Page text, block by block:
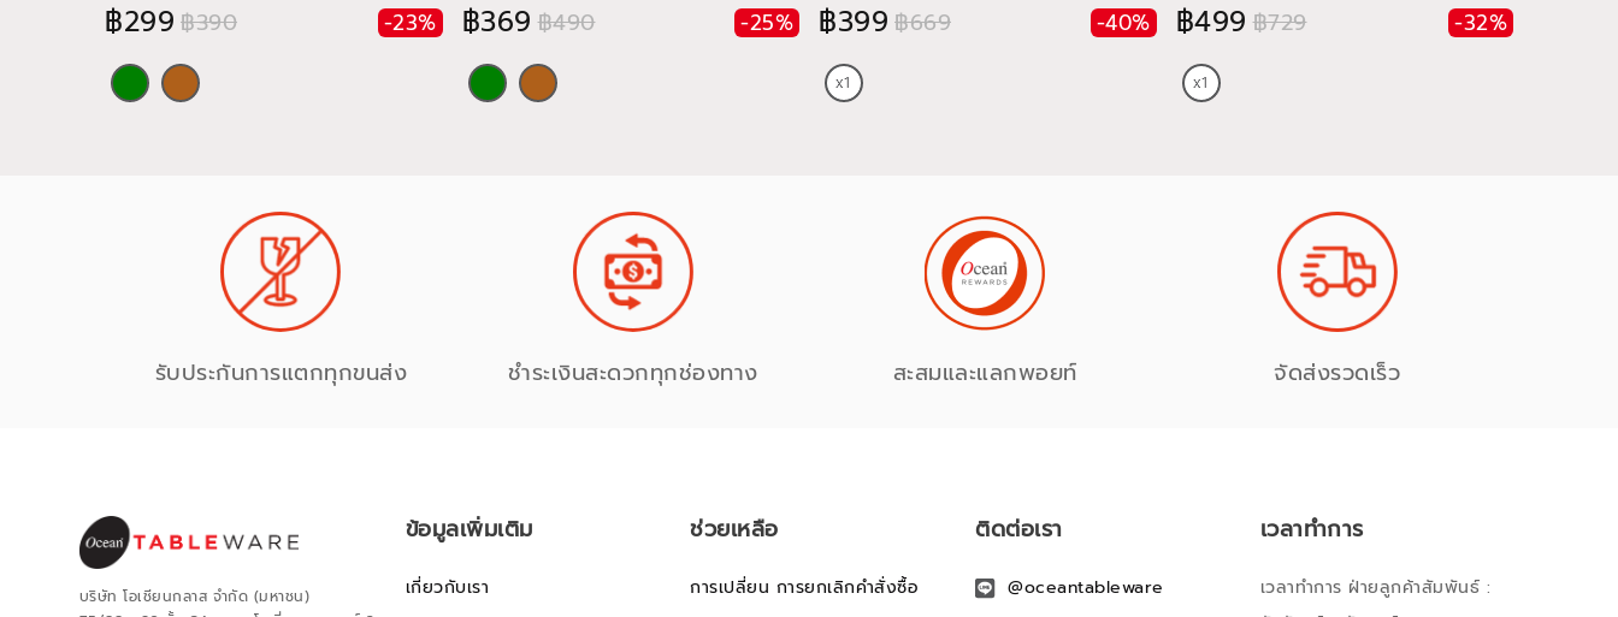
฿299 ฿390 -23% ฿369 ฿490 -25% ฿399 ฿669 -40% ฿499 ฿729 -32%
รับประกันการแตกทุกขนส่ง ชำระเงินสะดวกทุกช่องทาง สะสมและแลกพอยท์ จัดส่งรวดเร็ว
บริษัท โอเชียนกลาส จำกัด (มหาชน)
ข้อมูลเพิ่มเติม
เกี่ยวกับเรา
ช่วยเหลือ
การเปลี่ยน การยกเลิกคำสั่งซื้อ
ติดต่อเรา
@oceantableware
เวลาทำการ
เวลาทำการ ฝ่ายลูกค้าสัมพันธ์ :